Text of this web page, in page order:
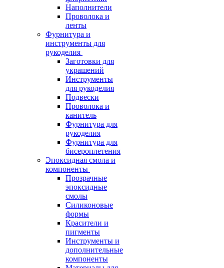
Наполнители
Проволока и
ленты
Фурнитура и
инструменты для
рукоделия
Заготовки для
украшений
Инструменты
для рукоделия
Подвески
Проволока и
канитель
Фурнитура для
рукоделия
Фурнитура для
бисероплетения
Эпоксидная смола и
компоненты
Прозрачные
эпоксидные
смолы
Силиконовые
формы
Красители и
пигменты
Инструменты и
дополнительные
компоненты